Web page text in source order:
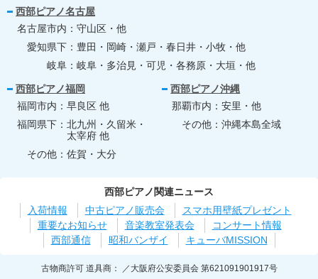
西部ピアノ名古屋
名古屋市内
守山区・他
愛知県下
豊田・岡崎・瀬戸・春日井・小牧・他
岐阜
岐阜・多治見・可児・各務原・大垣・他
西部ピアノ福岡
福岡市内
早良区 他
福岡県下
北九州・久留米・
太宰府 他
その他
佐賀・大分
西部ピアノ沖縄
那覇市内
安里・他
その他
沖縄本島全域
西部ピアノ関連ニュース
入荷情報
中古ピアノ販売会
スマホ用壁紙プレゼント
重要なお知らせ
音楽教室発表会
コンサート情報
西部通信
昭和バンザイ キューバMISSION
古物商許可 道具商 大阪府公安委員会 第621091901917号